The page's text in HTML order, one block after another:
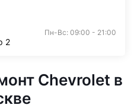
Пн-Вс: 09:00 - 21:00
2
Chevrolet в